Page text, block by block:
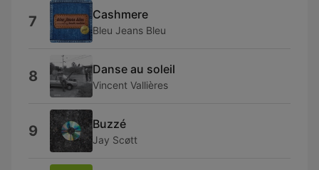
7 Cashmere
Bleu Jeans Bleu
8 Danse au soleil
Vincent Vallières
9 Buzzé
Jay Scøtt